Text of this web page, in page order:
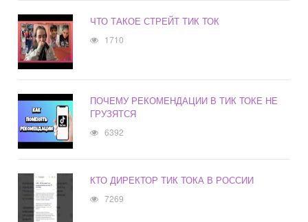
ЧТО ТАКОЕ СТРЕЙТ ТИК ТОК
1710
ПОЧЕМУ РЕКОМЕНДАЦИИ В ТИК ТОКЕ НЕ
ГРУЗЯТСЯ
6392
КТО ДИРЕКТОР ТИК ТОКА В РОССИИ
7269